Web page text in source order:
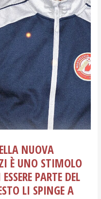
NUOVA
È UNO STIMOLO
PARTE DEL
LI SPINGE A